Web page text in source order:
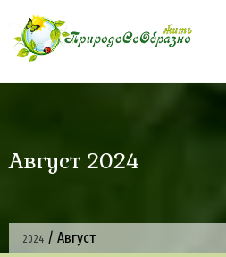
content
Август 2024
2024 / Август